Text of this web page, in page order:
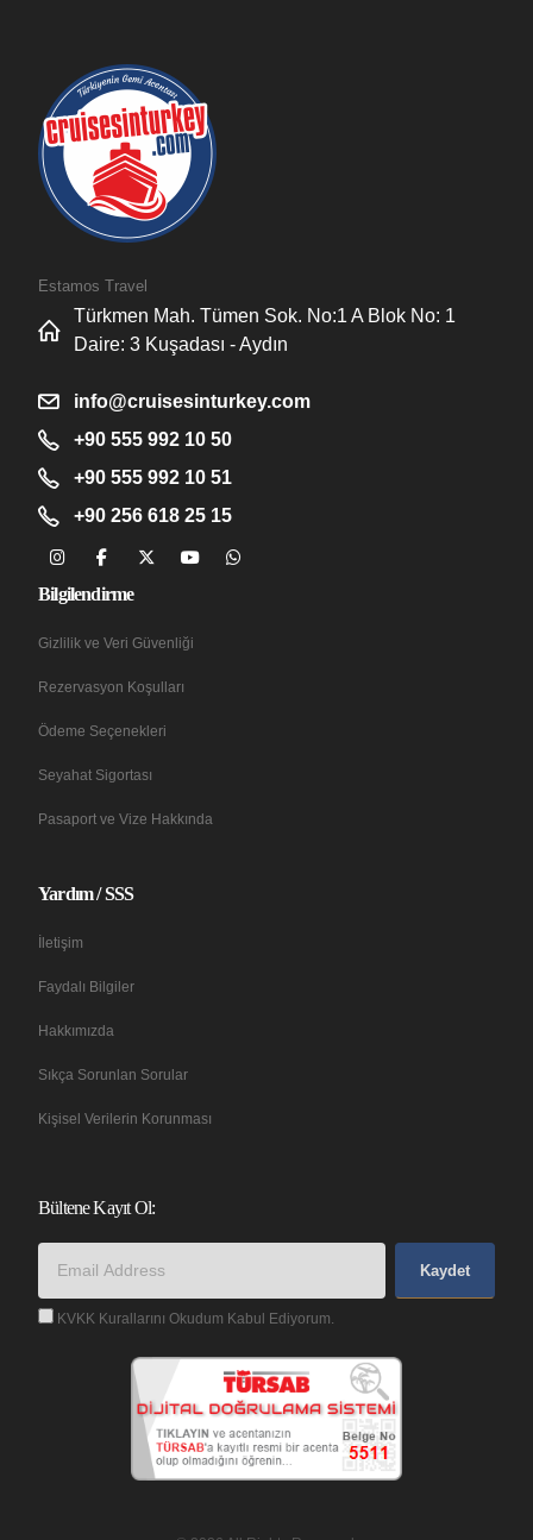
Estamos Travel
Türkmen Mah. Tümen Sok. No:1 A Blok No: 1
Daire: 3 Kuşadası - Aydın
info@cruisesinturkey.com
+90 555 992 10 50
+90 555 992 10 51
+90 256 618 25 15
Bilgilendirme
Gizlilik ve Veri Güvenliği
Rezervasyon Koşulları
Ödeme Seçenekleri
Seyahat Sigortası
Pasaport ve Vize Hakkında
Yardım / SSS
İletişim
Faydalı Bilgiler
Hakkımızda
Sıkça Sorunlan Sorular
Kişisel Verilerin Korunması
Bültene Kayıt Ol:
Kaydet
KVKK Kurallarını Okudum Kabul Ediyorum.